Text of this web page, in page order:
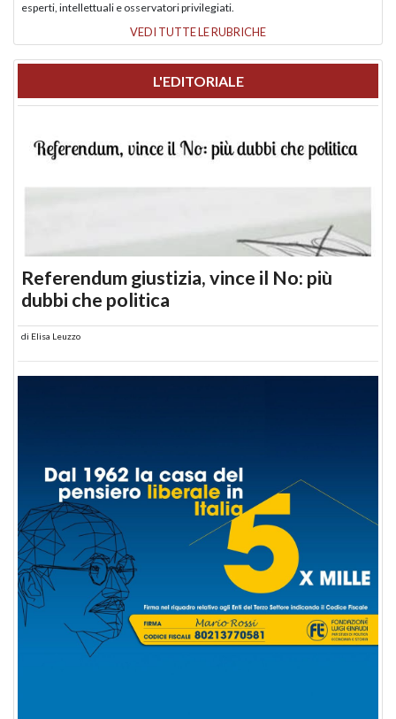
esperti, intellettuali e osservatori privilegiati.
VEDI TUTTE LE RUBRICHE
L'EDITORIALE
Referendum giustizia, vince il No: più
dubbi che politica
di Elisa Leuzzo